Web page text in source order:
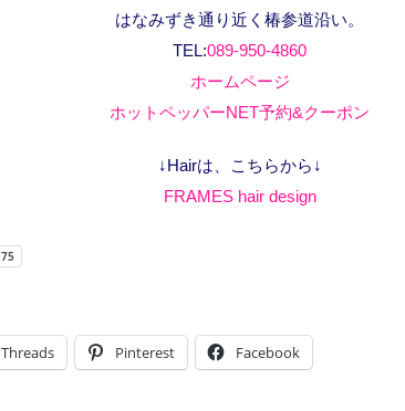
はなみずき通り近く椿参道沿い。
TEL:089-950-4860
ホームページ
ホットペッパーNET予約&クーポン
↓Hairは、こちらから↓
FRAMES hair design
Threads Pinterest Facebook